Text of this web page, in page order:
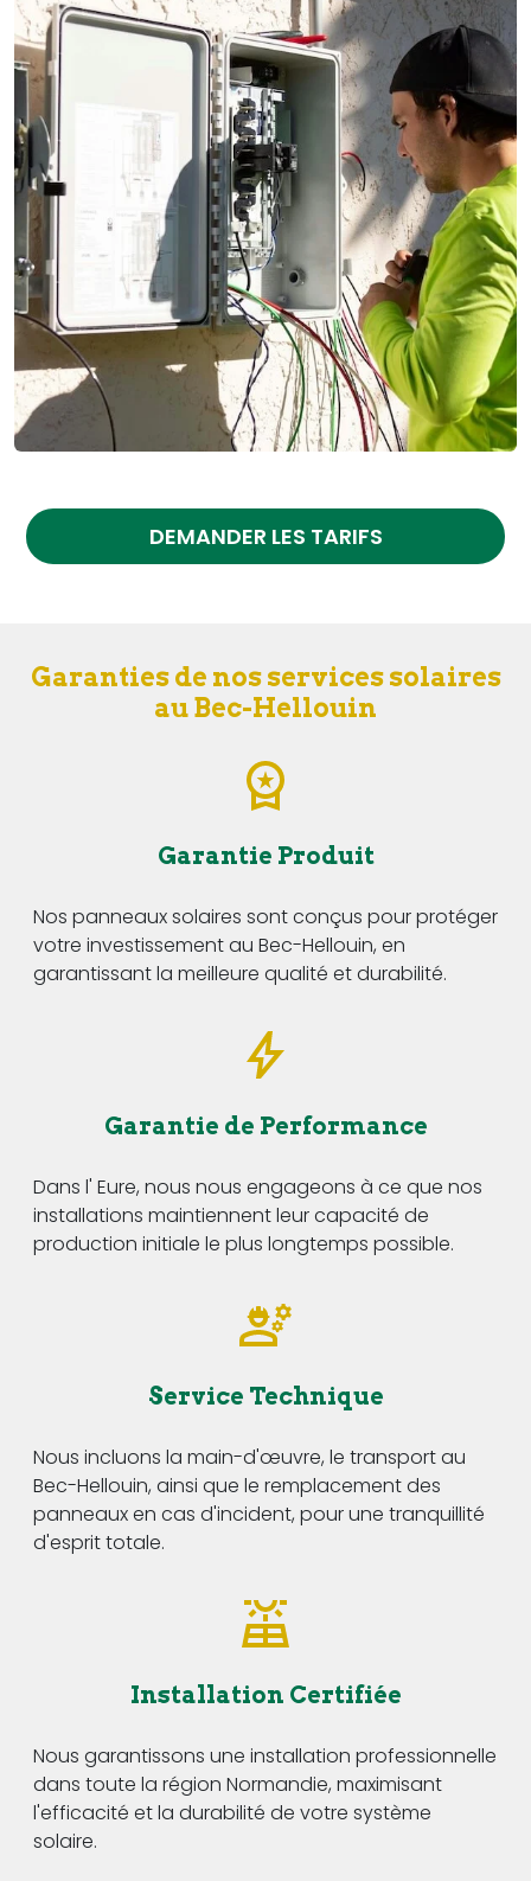
DEMANDER LES TARIFS
Garanties de nos services solaires
au Bec-Hellouin
Garantie Produit
Nos panneaux solaires sont conçus pour protéger
votre investissement au Bec-Hellouin, en
garantissant la meilleure qualité et durabilité.
Garantie de Performance
Dans l' Eure, nous nous engageons à ce que nos
installations maintiennent leur capacité de
production initiale le plus longtemps possible.
Service Technique
Nous incluons la main-d'œuvre, le transport au
Bec-Hellouin, ainsi que le remplacement des
panneaux en cas d'incident, pour une tranquillité
d'esprit totale.
Installation Certifiée
Nous garantissons une installation professionnelle
dans toute la région Normandie, maximisant
l'efficacité et la durabilité de votre système
solaire.